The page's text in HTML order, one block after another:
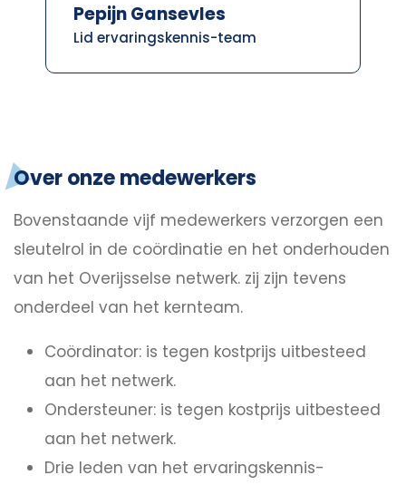
Pepijn Gansevles
Lid ervaringskennis-team
Over onze medewerkers
Bovenstaande vijf medewerkers verzorgen een
sleutelrol in de coördinatie en het onderhouden
van het Overijsselse netwerk. zij zijn tevens
onderdeel van het kernteam.
Coördinator: is tegen kostprijs uitbesteed
aan het netwerk.
Ondersteuner: is tegen kostprijs uitbesteed
aan het netwerk.
Drie leden van het ervaringskennis-